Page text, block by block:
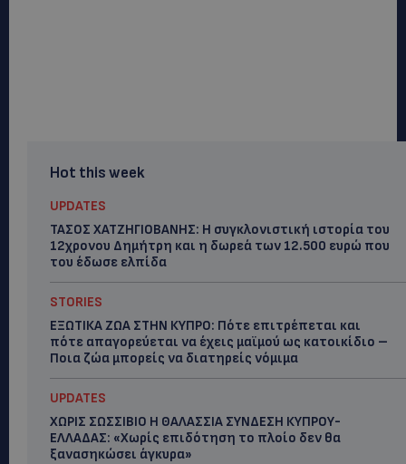
Hot this week
UPDATES
ΤΑΣΟΣ ΧΑΤΖΗΓΙΟΒΑΝΗΣ: Η συγκλονιστική ιστορία του
12χρονου Δημήτρη και η δωρεά των 12.500 ευρώ που
του έδωσε ελπίδα
STORIES
ΕΞΩΤΙΚΑ ΖΩΑ ΣΤΗΝ ΚΥΠΡΟ: Πότε επιτρέπεται και
πότε απαγορεύεται να έχεις μαϊμού ως κατοικίδιο –
Ποια ζώα μπορείς να διατηρείς νόμιμα
UPDATES
ΧΩΡΙΣ ΣΩΣΣΙΒΙΟ Η ΘΑΛΑΣΣΙΑ ΣΥΝΔΕΣΗ ΚΥΠΡΟΥ-
ΕΛΛΑΔΑΣ: «Χωρίς επιδότηση το πλοίο δεν θα
ξανασηκώσει άγκυρα»